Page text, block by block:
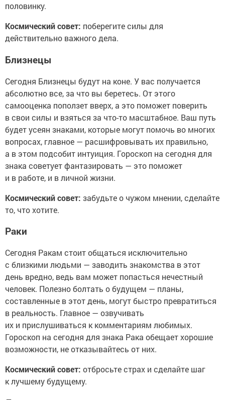
половинку.
Космический совет: поберегите силы для
действительно важного дела.
Близнецы
Сегодня Близнецы будут на коне. У вас получается
абсолютно все, за что вы беретесь. От этого
самооценка поползет вверх, а это поможет поверить
в свои силы и взяться за что-то масштабное. Ваш путь
будет усеян знаками, которые могут помочь во многих
вопросах, главное — расшифровывать их правильно,
а в этом подсобит интуиция. Гороскоп на сегодня для
знака советует фантазировать — это поможет
и в работе, и в личной жизни.
Космический совет: забудьте о чужом мнении, сделайте
то, что хотите.
Раки
Сегодня Ракам стоит общаться исключительно
с близкими людьми — заводить знакомства в этот
день вредно, ведь вам может попасться нечестный
человек. Полезно болтать о будущем — планы,
составленные в этот день, могут быстро превратиться
в реальность. Главное — озвучивать
их и прислушиваться к комментариям любимых.
Гороскоп на сегодня для знака Рака обещает хорошие
возможности, не отказывайтесь от них.
Космический совет: отбросьте страх и сделайте шаг
к лучшему будущему.